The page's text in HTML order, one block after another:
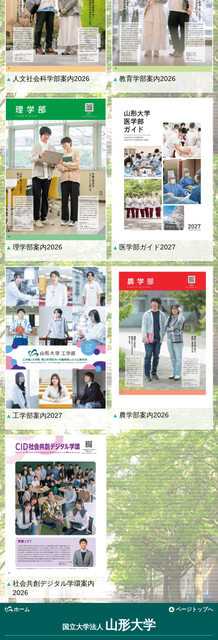
▲ 人文社会科学部案内2026 ▲ 教育学部案内2026
▲理学部案内2026 ▲ 医学部ガイド2027
▲ 工学部案内2027 ▲ 農学部案内2026
▲ 社会共創デジタル学環案内
2026
ホーム ページトップへ
国立大学法人 山形大学